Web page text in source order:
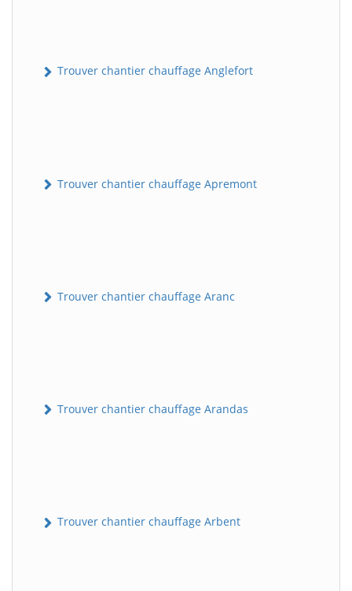
Trouver chantier chauffage Anglefort
Trouver chantier chauffage Apremont
Trouver chantier chauffage Aranc
Trouver chantier chauffage Arandas
Trouver chantier chauffage Arbent